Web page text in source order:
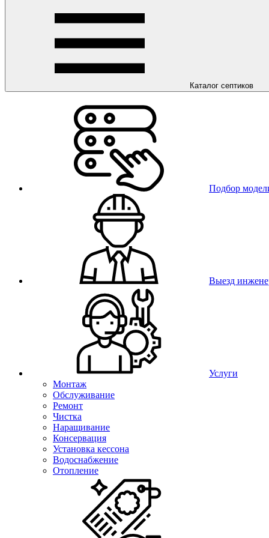
Каталог септиков
Подбор
Выезд
Услуги
Монтаж
Обслуживание
Ремонт
Чистка
Наращивание
Консервация
Установка кессона
Водоснабжение
Отопление